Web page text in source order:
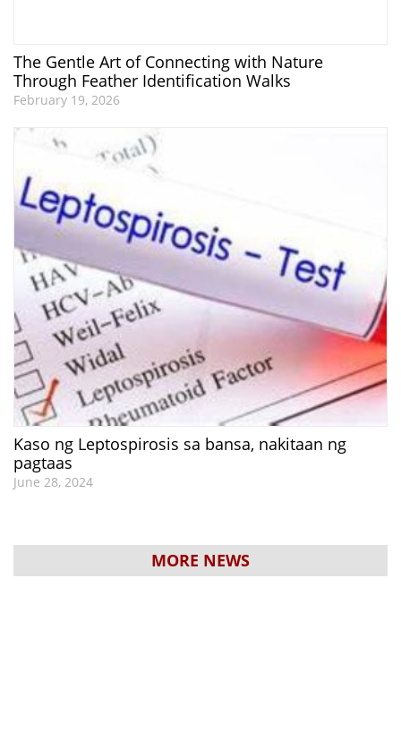
The Gentle Art of Connecting with Nature
Through Feather Identification Walks
February 19, 2026
Kaso ng Leptospirosis sa bansa, nakitaan ng
pagtaas
June 28, 2024
MORE NEWS